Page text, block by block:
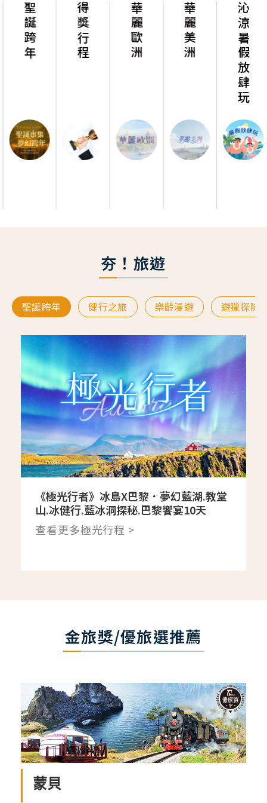
聖誕跨年 得獎行程 華麗歐洲 華麗美洲 沁涼暑假放肆玩
夯！旅遊
聖誕跨年 健行之旅 樂齡漫遊 遊獵探險
《極光行者》冰島X巴黎．夢幻藍湖.教堂
山.冰健行.藍冰洞探秘.巴黎饗宴10天
查看更多極光行程 >
金旅獎/優旅選推薦
蒙貝